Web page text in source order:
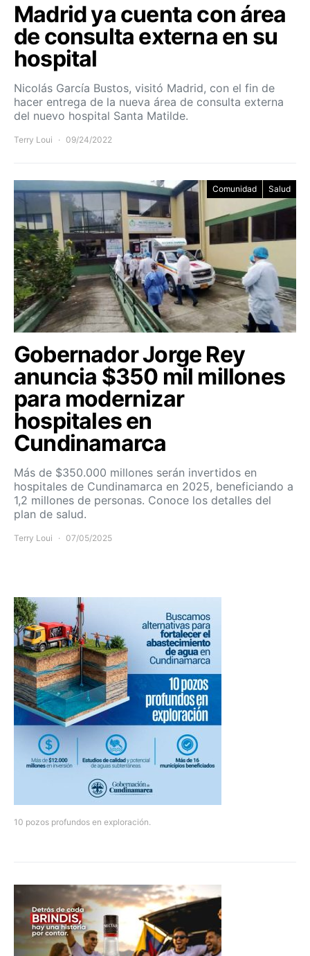
Madrid ya cuenta con área
de consulta externa en su
hospital
Nicolás García Bustos, visitó Madrid, con el fin de
hacer entrega de la nueva área de consulta externa
del nuevo hospital Santa Matilde.
Terry Loui 09/24/2022
Comunidad Salud
Gobernador Jorge Rey
anuncia $350 mil millones
para modernizar
hospitales en
Cundinamarca
Más de $350.000 millones serán invertidos en
hospitales de Cundinamarca en 2025, beneficiando a
1,2 millones de personas. Conoce los detalles del
plan de salud.
Terry Loui 07/05/2025
10 pozos profundos en exploración.